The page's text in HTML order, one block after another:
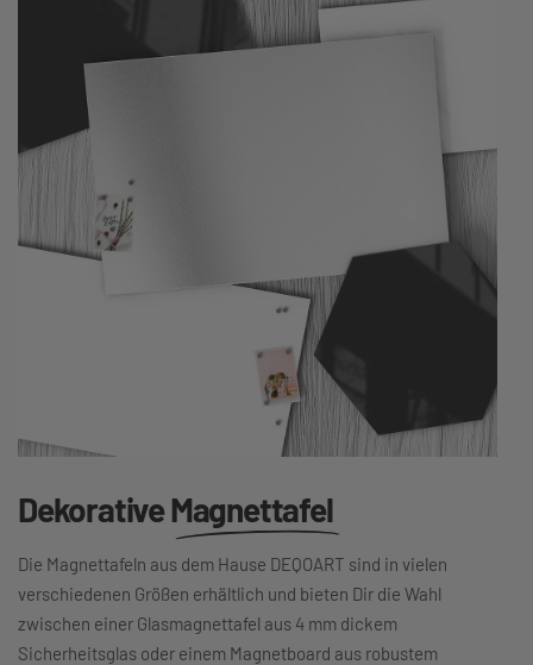
DekorativeMagnettafel
Die Magnettafeln aus dem Hause DEQOART sind in vielen
verschiedenen Größen erhältlich und bieten Dir die Wahl
zwischen einer Glasmagnettafel aus 4 mm dickem
Sicherheitsglas oder einem Magnetboard aus robustem